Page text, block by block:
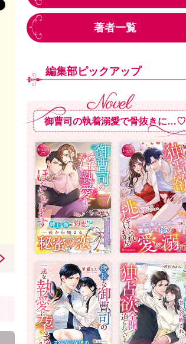
著者一覧
編集部ピックアップ
御曹司の執着溺愛で骨抜きに…♡